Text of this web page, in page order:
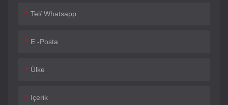
Tel/ Whatsapp
E -posta
Ülke
Içerik